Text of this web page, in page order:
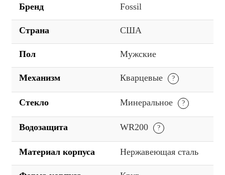
Бренд Fossil
Страна США
Пол Мужские
Механизм Кварцевые
Стекло Минеральное
Водозащита WR200
Материал корпуса Нержавеющая сталь